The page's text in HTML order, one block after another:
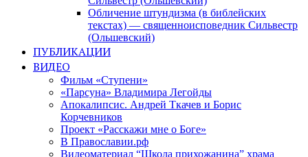
Обличение штундизма (в библейских
текстах) — священноисповедник Сильвестр
(Ольшевский)
ПУБЛИКАЦИИ
ВИДЕО
Фильм «Ступени»
«Парсуна» Владимира Легойды
Апокалипсис. Андрей Ткачев и Борис
Корчевников
Проект «Расскажи мне о Боге»
В Православии.рф
Видеоматериал “Школа прихожанина” храма